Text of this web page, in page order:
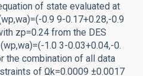
of state evaluated at
0.9 9-0.17+0.28,-0.9
zp=0.24 from the DES
1.0 3-0.03+0.04,-0.
the combination of all data
of Ωk=0.0009 ±0.0017